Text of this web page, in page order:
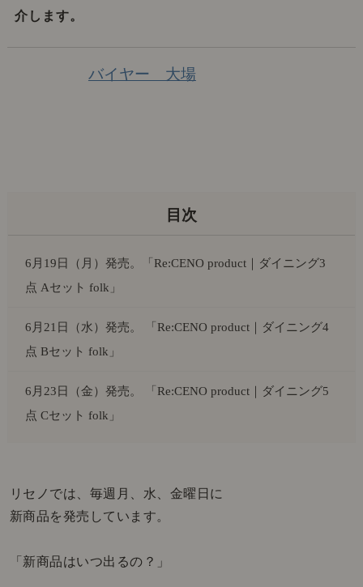
介します。
バイヤー 大場
リセノでは、毎週月、水、金曜日に
新商品を発売しています。
「新商品はいつ出るの？」
6月19日（月）発売。「Re:CENO product｜ダイニング3
点 Aセット folk」
6月21日（水）発売。 「Re:CENO product｜ダイニング4
点 Bセット folk」
6月23日（金）発売。 「Re:CENO product｜ダイニング5
点 Cセット folk」